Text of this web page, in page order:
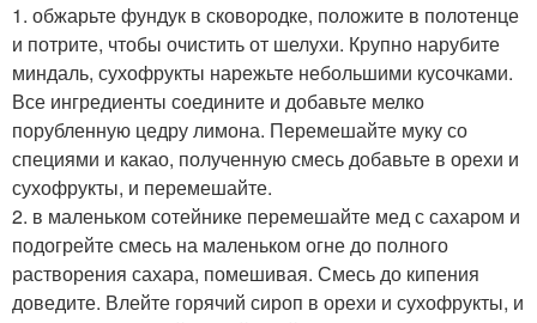
1. обжарьте фундук в сковородке, положите в полотенце
и потрите, чтобы очистить от шелухи. Крупно нарубите
миндаль, сухофрукты нарежьте небольшими кусочками.
Все ингредиенты соедините и добавьте мелко
порубленную цедру лимона. Перемешайте муку со
специями и какао, полученную смесь добавьте в орехи и
сухофрукты, и перемешайте.
2. в маленьком сотейнике перемешайте мед с сахаром и
подогрейте смесь на маленьком огне до полного
растворения сахара, помешивая. Смесь до кипения
доведите. Влейте горячий сироп в орехи и сухофрукты, и